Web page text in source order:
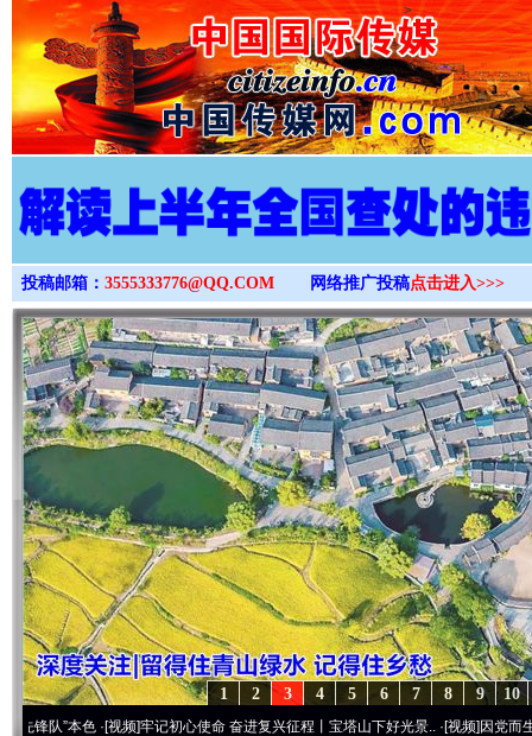
>
投稿邮箱： 3555333776@QQ.COM 网络推广投稿点击进入>>>
10
9
8
7
6
5
4
3
2
1
·[视频]牢记初心使命 奋进复兴征程丨宝塔山下好光景..·[视频]因党而生 为党而